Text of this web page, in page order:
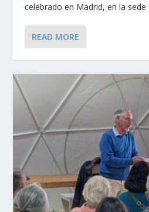
celebrado en Madrid, en la sede
READ MORE